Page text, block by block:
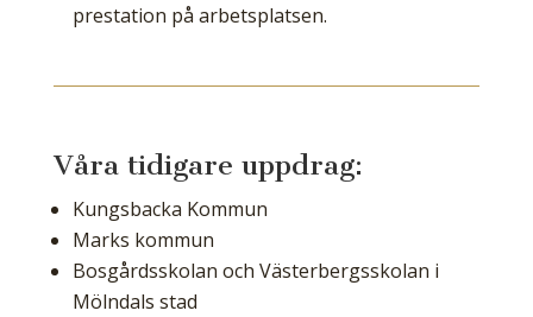
prestation på arbetsplatsen.
Våra tidigare uppdrag:
Kungsbacka Kommun
Marks kommun
Bosgårdsskolan och Västerbergsskolan i
Mölndals stad